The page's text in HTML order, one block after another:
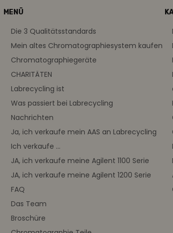
MENÜ
Die 3 Qualitätsstandards
Mein altes Chromatographiesystem kaufen
Chromatographiegeräte
CHARITÄTEN
Labrecycling ist
Was passiert bei Labrecycling
Nachrichten
Ja, ich verkaufe mein AAS an Labrecycling
Ich verkaufe ...
JA, ich verkaufe meine Agilent 1100 Serie
JA, ich verkaufe meine Agilent 1200 Serie
FAQ
Das Team
Broschüre